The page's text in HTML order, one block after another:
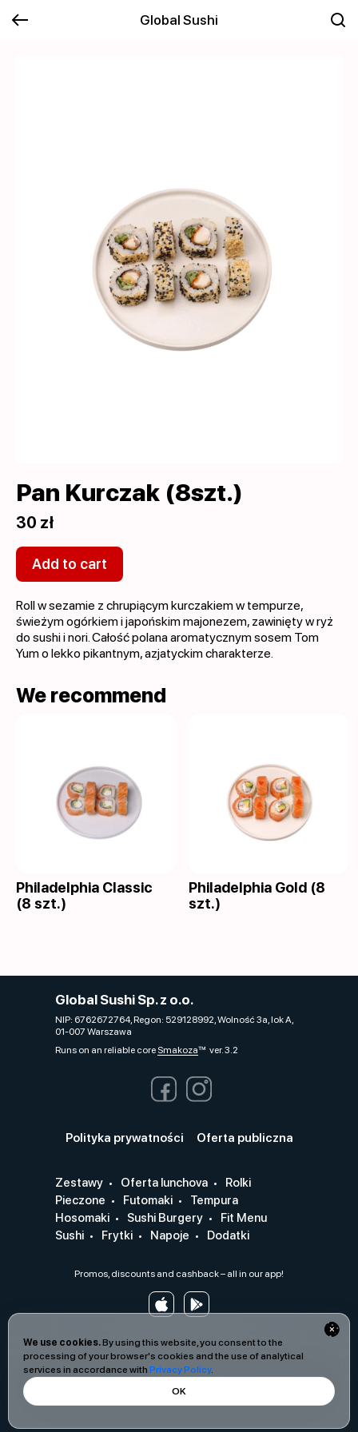
Global Sushi
We use cookies.By using this website, you consent to the
processing of your browser's cookies and the use of analytical
services in accordance with Privacy Policy.
OK
Pan Kurczak (8szt.)
30 zł
Add to cart
Roll w sezamie z chrupiącym kurczakiem w tempurze,
świeżym ogórkiem i japońskim majonezem, zawinięty w ryż
do sushi i nori. Całość polana aromatycznym sosem Tom
Yum o lekko pikantnym, azjatyckim charakterze.
We recommend
Philadelphia Classic
(8 szt.)
Philadelphia Gold (8
szt.)
Global Sushi Sp. z o.o.
NIP: 6762672764, Regon: 529128992, Wolność 3a, lok A,
01-007 Warszawa
Runs on an reliable core Smakozaver. 3.2
Polityka prywatności Oferta publiczna
Zestawy Oferta lunchova
Rolki
Pieczone
Futomaki
Tempura
Hosomaki
Sushi Burgery
Fit Menu
Sushi
Frytki Napoje Dodatki
Promos, discounts and cashback – all in our app!